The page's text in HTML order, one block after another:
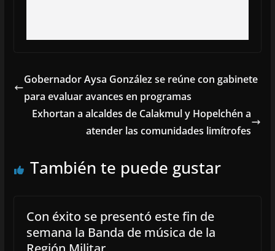
Gobernador Aysa González se reúne con gabinete
para evaluar avances en programas
Exhortan a alcaldes de Calakmul y Hopelchén a
atender las comunidades limítrofes
También te puede gustar
Con éxito se presentó este fin de
semana la Banda de música de la